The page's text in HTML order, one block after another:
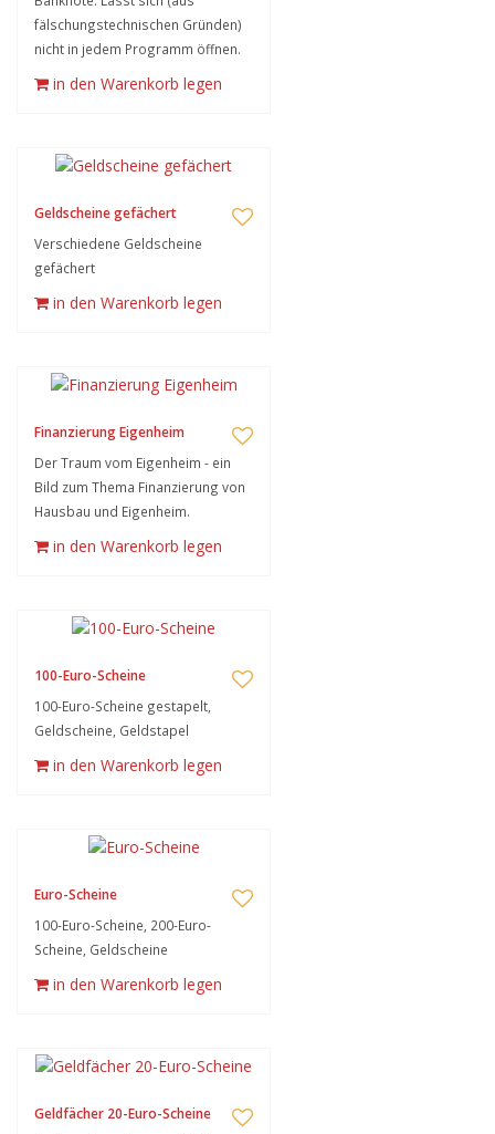
fälschungstechnischen Gründen)
nicht in jedem Programm öffnen.
in den Warenkorb legen
Geldscheine gefächert
Verschiedene Geldscheine
gefächert
in den Warenkorb legen
Finanzierung Eigenheim
Der Traum vom Eigenheim - ein
Bild zum Thema Finanzierung von
Hausbau und Eigenheim.
in den Warenkorb legen
100-Euro-Scheine
100-Euro-Scheine gestapelt,
Geldscheine, Geldstapel
in den Warenkorb legen
Euro-Scheine
100-Euro-Scheine, 200-Euro-
Scheine, Geldscheine
in den Warenkorb legen
Geldfächer 20-Euro-Scheine